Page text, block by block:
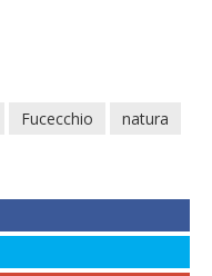
Fucecchio
natura